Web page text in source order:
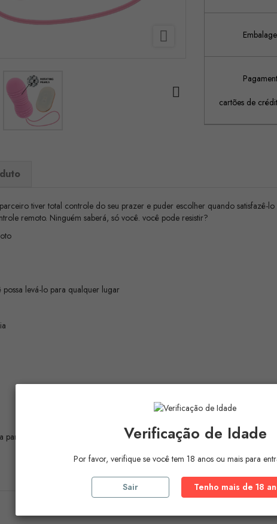


cartões de
tiver total controle do seu prazer e puder escolher quando satisfazê-
remoto. Ninguém saberá, só você. você pode resistir?
levá-lo para qualquer lugar
presentear. Um produto disponível para todos com qualidade perfeita.
Verificação de Idade
Por favor, verifique se você tem 18 anos ou mais para
Sair Tenho mais de 18